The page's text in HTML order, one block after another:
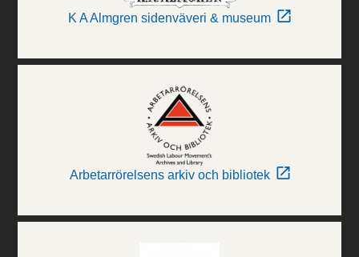
K A Almgren sidenväveri & museum
Arbetarrörelsens arkiv och bibliotek